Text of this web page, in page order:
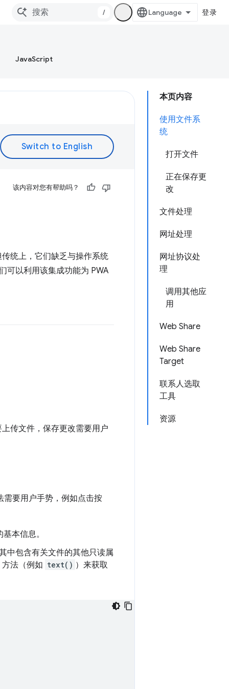
/ 登录
JavaScript
本页内容
使用文件系
统
打开文件
正在保存更
改
文件处理
网址处理
网址协议处
理
调用其他应
用
Web Share
Web Share
Target
联系人选取
工具
资源
该内容对您有帮助吗？
统上，它们缺乏与操作系统
可以利用该集成功能为 PWA
传文件，保存更改需要用户
需要用户手势，例如点击按
本信息。
其中包含有关文件的其他只读属
法（例如 text() ）来获取